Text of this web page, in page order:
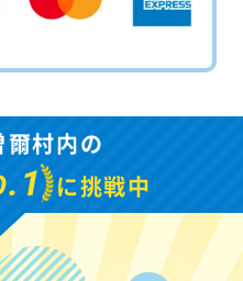
村内の
.1 に挑戦中